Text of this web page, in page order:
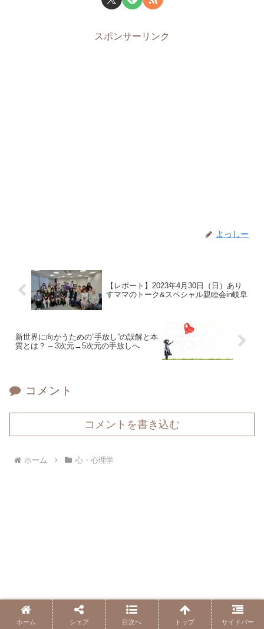
スポンサーリンク
よっしー
【レポート】2023年4月30日（日）あり
すママのトーク&スペシャル親睦会in岐阜
新世界に向かうための”手放し”の誤解と本
質とは？ – 3次元→5次元の手放しへ
コメント
コメントを書き込む
ホーム 心・心理学
ホーム シェア 目次へ トップ サイドバー